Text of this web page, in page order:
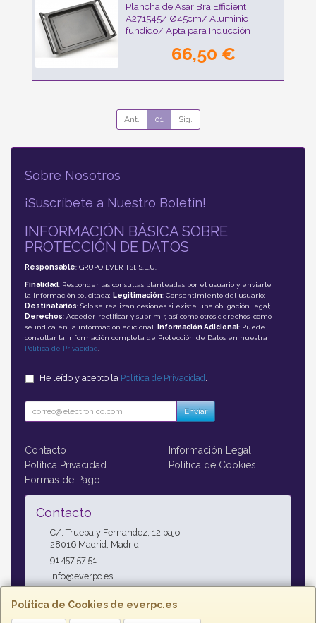
Plancha de Asar Bra Efficient
A271545/ Ø45cm/ Aluminio
fundido/ Apta para Inducción
66,50 €
Ant. 01 Sig.
Política de Cookies de everpc.es
Sobre Nosotros
¡Suscríbete a Nuestro Boletín!
INFORMACIÓN BÁSICA SOBRE
PROTECCIÓN DE DATOS
Responsable: GRUPO EVER TSI, S.L.U.
Finalidad: Responder las consultas planteadas por el usuario y enviarle
la información solicitada; Legitimación: Consentimiento del usuario;
Destinatarios: Solo se realizan cesiones si existe una obligación legal;
Derechos: Acceder, rectificar y suprimir, así como otros derechos, como
se indica en la información adicional;
Información Adicional: Puede
consultar la información completa de Protección de Datos en nuestra
Política de Privacidad.
He leído y acepto la Política de Privacidad .
Enviar
Contacto
Información Legal
Política Privacidad
Política de Cookies
Formas de Pago
Contacto
C/. Trueba y Fernandez, 12 bajo
28016 Madrid, Madrid
91 457 57 51
info@everpc.es